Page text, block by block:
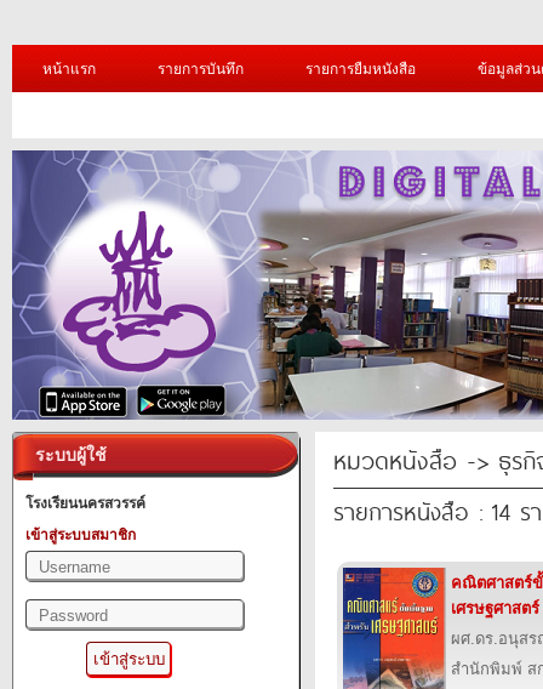
หน้าแรก รายการบันทึก รายการยืมหนังสือ ข้อมูลส่ว
ระบบผู้ใช้
โรงเรียนนครสวรรค์
เข้าสู่ระบบสมาชิก
หมวดหนังสือ -> ธุรกิ
รายการหนังสือ : 14 ร
คณิตศาสตร์
เศรษฐศาสตร์
ผศ.ดร.อนุส
สำนักพิมพ์ ส